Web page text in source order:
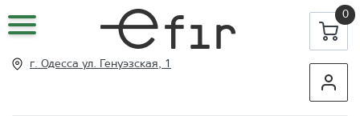
0
г. Одесса ул. Генуэзская, 1